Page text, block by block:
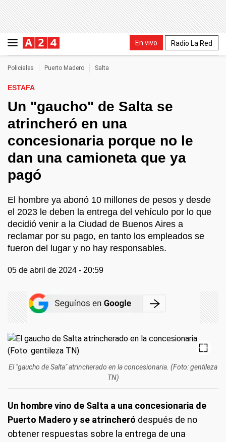
En vivo Radio La Red
Policiales Puerto Madero Salta
ESTAFA
Un "gaucho" de Salta se
atrincheró en una
concesionaria porque no le
dan una camioneta que ya
pagó
El hombre ya abonó 10 millones de pesos y desde
el 2023 le deben la entrega del vehículo por lo que
decidió venir a la Ciudad de Buenos Aires a
reclamar por su pago, en tanto los empleados se
fueron del lugar y no hay responsables.
05 de abril de 2024 - 20:59
El "gaucho de Salta" atrincherado en la concesionaria. (Foto: gentileza
TN)
Un hombre vino de Salta a una concesionaria de
Puerto Madero y se atrincheró después de no
obtener respuestas sobre la entrega de una